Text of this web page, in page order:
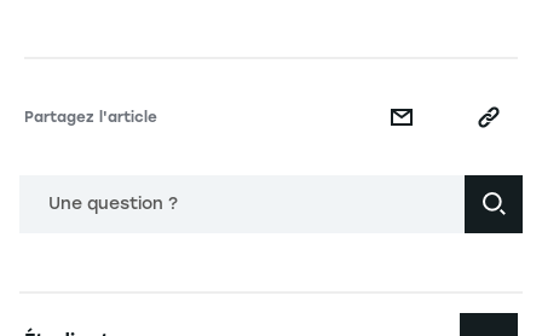
Partagez l'article
Une question ?